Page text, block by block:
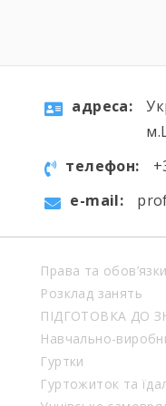
aдресa:
телефон:
e-mail:
Права та
Розклад занять
ПІДГОТОВКА ДО
Навчально-
Гуртки
Гуртожиток та